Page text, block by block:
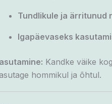
Tundlikule ja ärritunud
Igapäevaseks
Kandke väike
hommikul ja õhtul.